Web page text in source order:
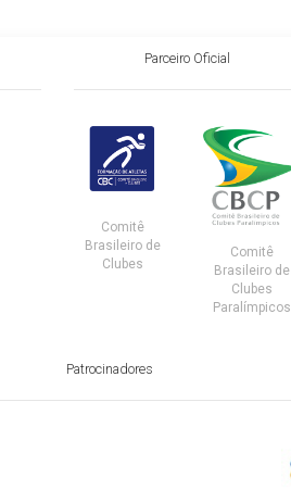
Parceiro Oficial
Comitê
Brasileiro de
Clubes
Comitê
Brasileiro de
Clubes
Paralímpicos
Patrocinadores